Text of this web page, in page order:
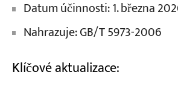
Datum účinnosti: 1. března
Nahrazuje: GB/T 5973-2006
Klíčové aktualizace: